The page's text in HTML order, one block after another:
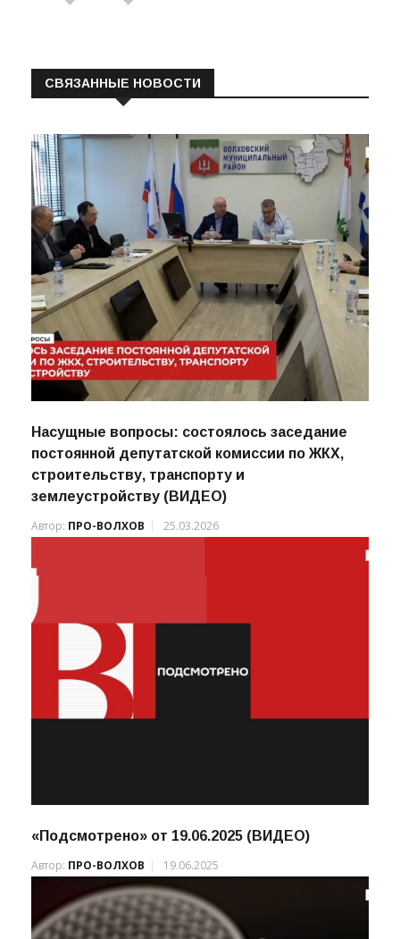
СВЯЗАННЫЕ НОВОСТИ
Насущные вопросы: состоялось заседание
постоянной депутатской комиссии по ЖКХ,
строительству, транспорту и
землеустройству (ВИДЕО)
Автор: ПРО-ВОЛХОВ 25.03.2026
«Подсмотрено» от 19.06.2025 (ВИДЕО)
Автор: ПРО-ВОЛХОВ 19.06.2025